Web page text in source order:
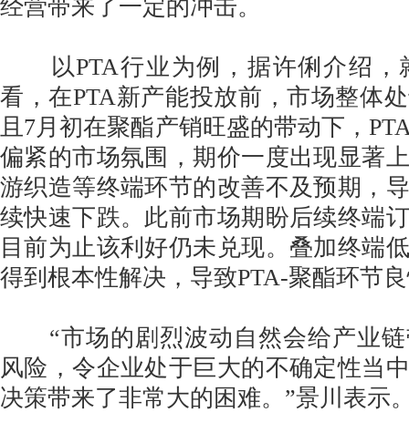
经营带来了一定的冲击。
以PTA行业为例，据许俐介绍，
看，在PTA新产能投放前，市场整体
且7月初在聚酯产销旺盛的带动下，
偏紧的市场氛围，期价一度出现显著
游织造等终端环节的改善不及预期，
续快速下跌。此前市场期盼后续终端
目前为止该利好仍未兑现。叠加终端
得到根本性解决，导致PTA-聚酯环节
“市场的剧烈波动自然会给产业链
风险，令企业处于巨大的不确定性当
决策带来了非常大的困难。”景川表示